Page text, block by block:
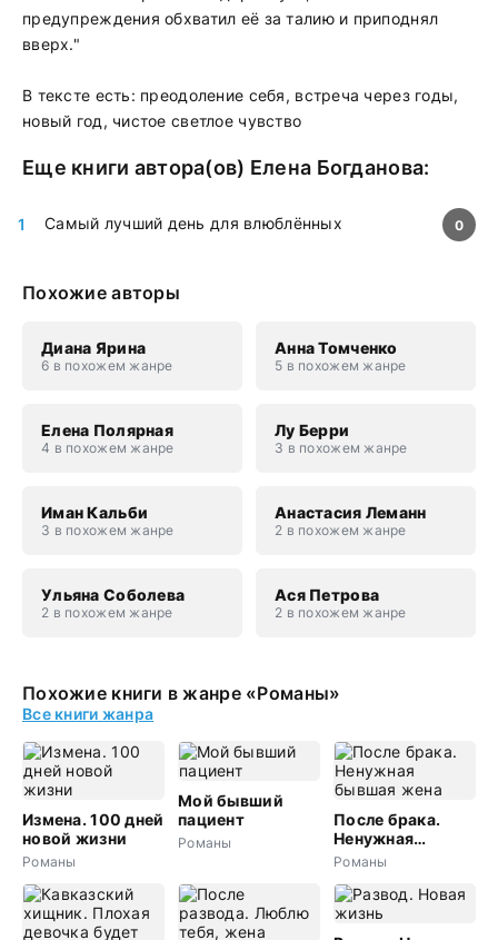
предупреждения обхватил её за талию и приподнял
вверх."
В тексте есть: преодоление себя, встреча через годы,
новый год, чистое светлое чувство
Еще книги автора(ов) Елена Богданова:
Самый лучший день для влюблённых 0
Похожие авторы
Диана Ярина
6 в похожем жанре
Анна Томченко
5 в похожем жанре
Елена Полярная
4 в похожем жанре
Лу Берри
3 в похожем жанре
Иман Кальби
3 в похожем жанре
Анастасия Леманн
2 в похожем жанре
Ульяна Соболева
2 в похожем жанре
Ася Петрова
2 в похожем жанре
Похожие книги в жанре «Романы»
Все книги жанра
Измена. 100 дней
новой жизни
Романы
Мой бывший
пациент
Романы
После брака.
Ненужная
бывшая жена
Романы